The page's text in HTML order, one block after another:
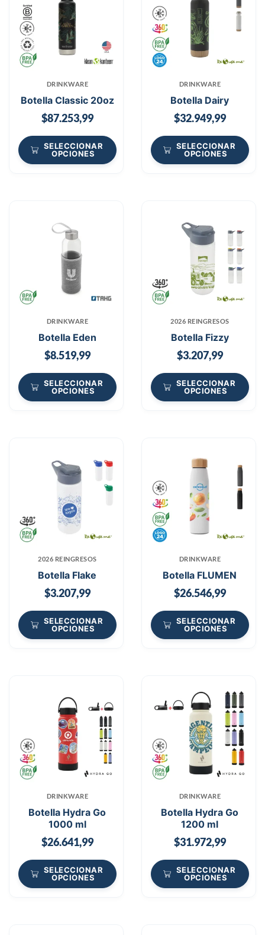
DRINKWARE
Botella Classic 20oz
$87.253,99
SELECCIONAR
OPCIONES
DRINKWARE
Botella Dairy
$32.949,99
SELECCIONAR
OPCIONES
DRINKWARE
Botella Eden
$8.519,99
SELECCIONAR
OPCIONES
2026 REINGRESOS
Botella Fizzy
$3.207,99
SELECCIONAR
OPCIONES
2026 REINGRESOS
Botella Flake
$3.207,99
SELECCIONAR
OPCIONES
DRINKWARE
Botella FLUMEN
$26.546,99
SELECCIONAR
OPCIONES
DRINKWARE
Botella Hydra Go
1000 ml
$26.641,99
SELECCIONAR
OPCIONES
DRINKWARE
Botella Hydra Go
1200 ml
$31.972,99
SELECCIONAR
OPCIONES